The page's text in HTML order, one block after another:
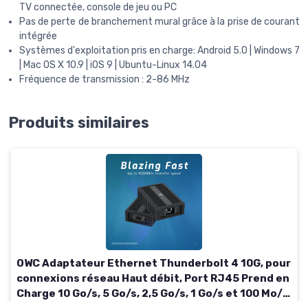
TV connectée, console de jeu ou PC
Pas de perte de branchement mural grâce à la prise de courant
intégrée
Systèmes d'exploitation pris en charge: Android 5.0 | Windows 7
| Mac OS X 10.9 | iOS 9 | Ubuntu-Linux 14.04
Fréquence de transmission : 2-86 MHz
Produits similaires
OWC Adaptateur Ethernet Thunderbolt 4 10G, pour
connexions réseau Haut débit, Port RJ45 Prend en
Charge 10 Go/s, 5 Go/s, 2,5 Go/s, 1 Go/s et 100 Mo/s